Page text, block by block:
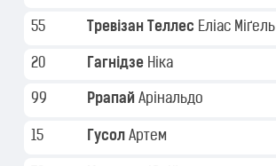
55 Тревізан Теллес Еліас Міґель
20 Гагнідзе Ніка
99 Ррапай Арінальдо
15 Гусол Артем